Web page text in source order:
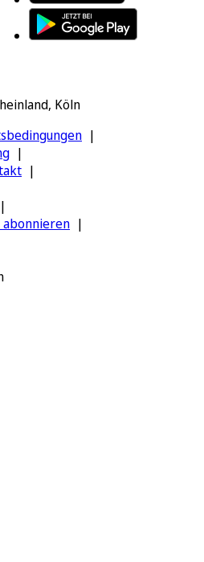
Köln
abonnieren